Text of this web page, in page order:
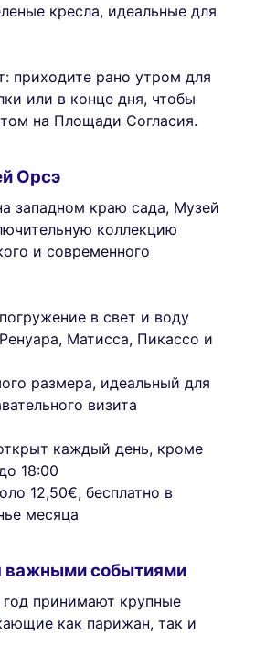
кресла, идеальные для
приходите рано утром для
или в конце дня, чтобы
на Площади Согласия.
Орсэ
западном краю сада, Музей
коллекцию
и современного
в свет и воду
Матисса, Пикассо и
размера, идеальный для
визита
каждый день, кроме
18:00
12,50€, бесплатно в
месяца
важными событиями
принимают крупные
как парижан, так и